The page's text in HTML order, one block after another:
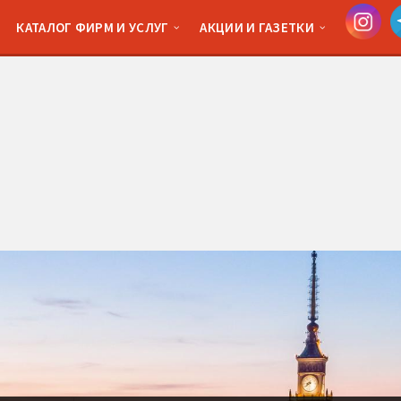
КАТАЛОГ ФИРМ И УСЛУГ АКЦИИ И ГАЗЕТКИ